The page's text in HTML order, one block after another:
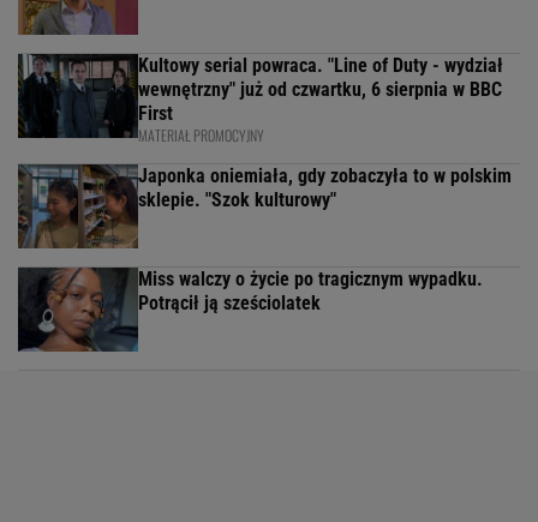
Kultowy serial powraca. "Line of Duty - wydział
wewnętrzny" już od czwartku, 6 sierpnia w BBC
First
MATERIAŁ PROMOCYJNY
Japonka oniemiała, gdy zobaczyła to w polskim
sklepie. "Szok kulturowy"
Miss walczy o życie po tragicznym wypadku.
Potrącił ją sześciolatek